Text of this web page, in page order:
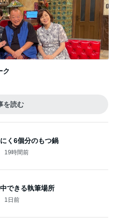
ク
を読む
く6個分のもつ鍋
19時間前
できる執筆場所
1日前